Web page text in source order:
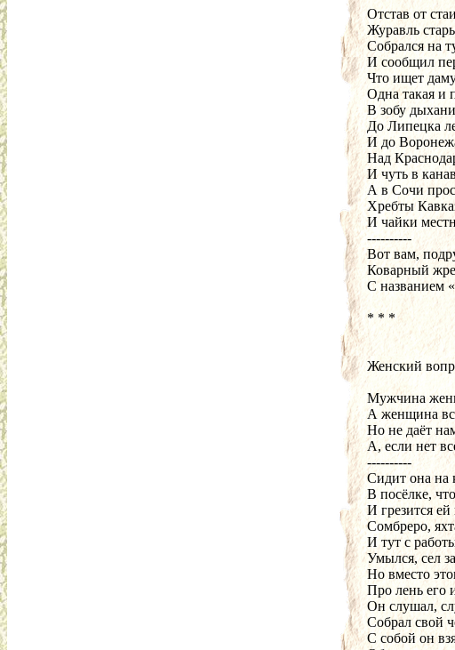
Отстав от
Журавль
Собрался на
И сообщил
Что ищет
Одна такая и
В зобу
До Липецка
И до
Над
И чуть в
А в Сочи
Хребты
И чайки
----------
Вот вам,
Коварный
С названием
* * *
Женский
Мужчина
А женщина
Но не даёт
А, если нет
----------
Сидит она на
В посёлке,
И грезится
Сомбреро,
И тут с
Умылся, сел
Но вместо
Про лень его
Он слушал,
Собрал свой
С собой он